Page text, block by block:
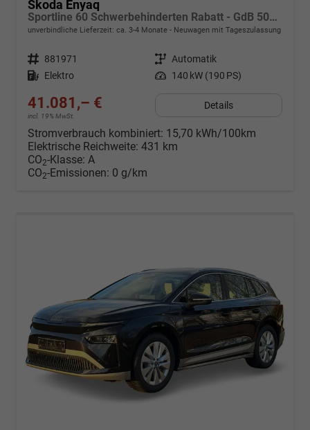
Skoda Enyaq
Sportline 60 Schwerbehinderten Rabatt - GdB 50% FÖRDERFÄHIG
unverbindliche Lieferzeit: ca. 3-4 Monate Neuwagen mit Tageszulassung
Fahrzeugnr. 881971 Getriebe Automatik
Kraftstoff Elektro Leistung 140 kW (190 PS)
41.081,– €
incl. 19% MwSt.
Details
Stromverbrauch kombiniert: 15,70 kWh/100km
Elektrische Reichweite: 431 km
CO2-Klasse: A
CO2-Emissionen: 0 g/km